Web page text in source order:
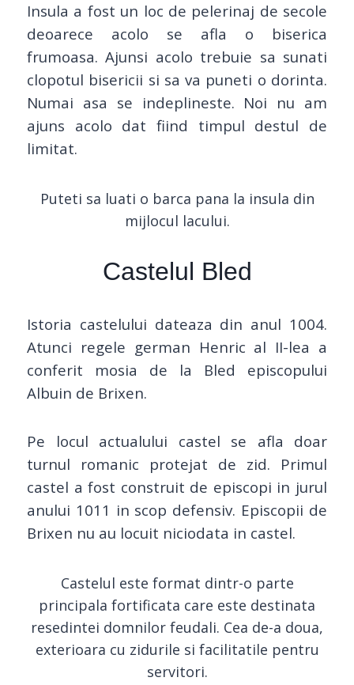
Insula a fost un loc de pelerinaj de secole
deoarece acolo se afla o biserica
frumoasa. Ajunsi acolo trebuie sa sunati
clopotul bisericii si sa va puneti o dorinta.
Numai asa se indeplineste. Noi nu am
ajuns acolo dat fiind timpul destul de
limitat.
Puteti sa luati o barca pana la insula din
mijlocul lacului.
Castelul Bled
Istoria castelului dateaza din anul 1004.
Atunci regele german Henric al II-lea a
conferit mosia de la Bled episcopului
Albuin de Brixen.
Pe locul actualului castel se afla doar
turnul romanic protejat de zid. Primul
castel a fost construit de episcopi in jurul
anului 1011 in scop defensiv. Episcopii de
Brixen nu au locuit niciodata in castel.
Castelul este format dintr-o parte
principala fortificata care este destinata
resedintei domnilor feudali. Cea de-a doua,
exterioara cu zidurile si facilitatile pentru
servitori.